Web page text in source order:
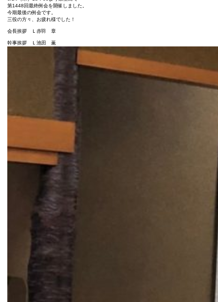
第1448回最終例会を開催しました。
今期最後の例会です。
三役の方々、お疲れ様でした！
会長挨拶 Ｌ赤羽 章
幹事挨拶 Ｌ池田 薫